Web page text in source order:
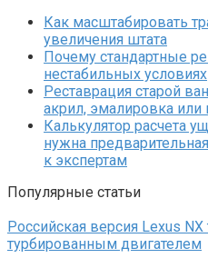
Как масштабировать
увеличения штата
Почему стандартные
нестабильных условиях
Реставрация старой
акрил, эмалировка
Калькулятор расчета
нужна
к экспертам
Популярные статьи
Российская версия Lexus NX
турбированным двигателем